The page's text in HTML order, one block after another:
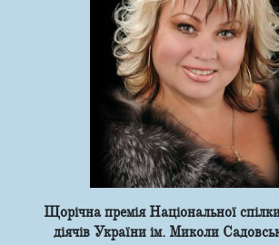
Щорічна премія Національної
діячів України ім. Миколи